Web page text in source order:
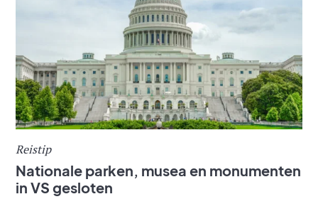
Reistip
Nationale parken, musea en monumenten
in VS gesloten